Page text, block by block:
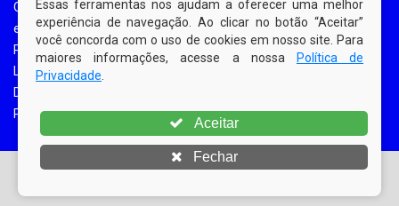
Ouvidoria Eletrônica
e-SIC
Processos de Licitação
Licitações em Andamento
Diário Oficial
Portal do Contribuinte
© Copyright 2026 Prefeitura Municipal de Bom Jardim |
Essas ferramentas nos ajudam a oferecer uma melhor
experiência de navegação. Ao clicar no botão “Aceitar”
você concorda com o uso de cookies em nosso site. Para
maiores informações, acesse a nossa
Política de
Privacidade
Aceitar
Fechar